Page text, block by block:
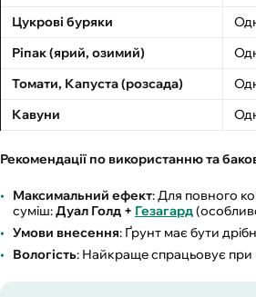
Цукрові буряки
Ріпак (ярий, озимий)
Томати, Капуста (розсада)
Кавуни
Рекомендації по використанню та
Максимальний ефект: Для повного
суміш:Дуал Голд + Гезагард
Умови внесення: Ґрунт має бути
Вологість: Найкраще спрацьовує